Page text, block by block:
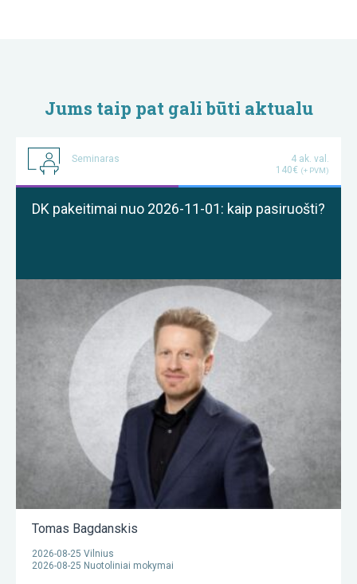
Jums taip pat gali būti aktualu
Seminaras
4 ak. val.
140€ (+ PVM)
DK pakeitimai nuo 2026-11-01: kaip pasiruošti?
Tomas Bagdanskis
2026-08-25 Vilnius
2026-08-25 Nuotoliniai mokymai